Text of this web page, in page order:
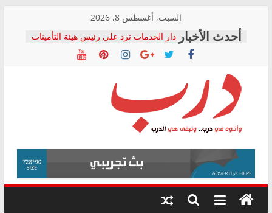
content
السبت, أغسطس 8, 2026
دار الخدمات ترد على رئيس هيئة التأمينات
بعد مؤتمره الصحفي: إنكار الأزمة لا ينهي
معاناة أصحاب المعاشات.. ونطالب بكشف
فرحات سليمان يكتب: القطاع الصحي إلى
أين؟
حزب التحالف الشعبي يطلق لجنة “الحق
في الصحة” بالإسكندرية لرصد الانتهاكات
ودعم المرضى
الوزاري لمدينة الصحفيين.. وانتهاء أعمال
إنشاء المبنى الإداري
المجلس القومي لحقوق الإنسان يعلن
متابعة قضية الدكتور محمد زهران.. ويؤكد:
قرينة البراءة وضمانات المحاكمة العادلة
درب
وأتوه
درب..
وتبقى
هي